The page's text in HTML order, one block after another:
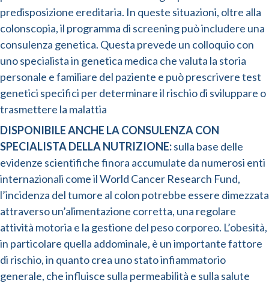
predisposizione ereditaria. In queste situazioni, oltre alla
colonscopia, il programma di screening può includere una
consulenza genetica. Questa prevede un colloquio con
uno specialista in genetica medica che valuta la storia
personale e familiare del paziente e può prescrivere test
genetici specifici per determinare il rischio di sviluppare o
trasmettere la malattia
DISPONIBILE ANCHE LA CONSULENZA CON
SPECIALISTA DELLA NUTRIZIONE:sulla base delle
evidenze scientifiche finora accumulate da numerosi enti
internazionali come il World Cancer Research Fund,
l’incidenza del tumore al colon potrebbe essere dimezzata
attraverso un’alimentazione corretta, una regolare
attività motoria e la gestione del peso corporeo. L’obesità,
in particolare quella addominale, è un importante fattore
di rischio, in quanto crea uno stato infiammatorio
generale, che influisce sulla permeabilità e sulla salute